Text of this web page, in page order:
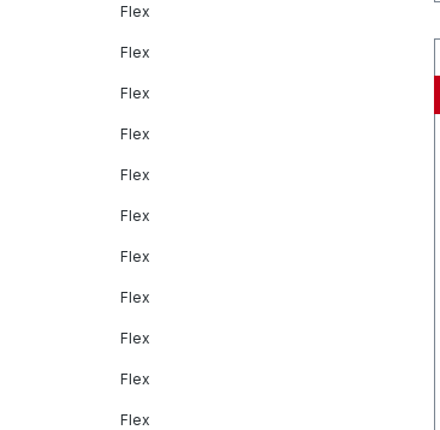
Flex
Flex
Flex
Flex
Flex
Flex
Flex
Flex
Flex
Flex
Flex